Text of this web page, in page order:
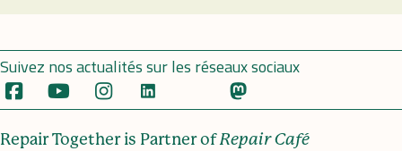
Suivez nos actualités sur les réseaux sociaux
Repair Together is Partner ofRepair Café